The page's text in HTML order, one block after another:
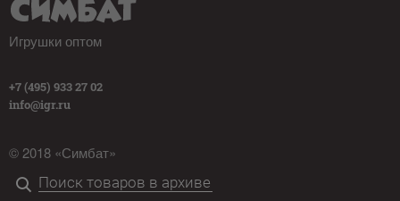
Игрушки оптом
+7 (495) 933 27 02
info@igr.ru
© 2018 «Симбат»